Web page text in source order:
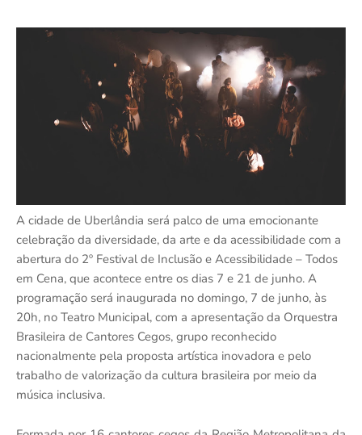
A cidade de Uberlândia será palco de uma emocionante
celebração da diversidade, da arte e da acessibilidade com a
abertura do 2º Festival de Inclusão e Acessibilidade – Todos
em Cena, que acontece entre os dias 7 e 21 de junho. A
programação será inaugurada no domingo, 7 de junho, às
20h, no Teatro Municipal, com a apresentação da Orquestra
Brasileira de Cantores Cegos, grupo reconhecido
nacionalmente pela proposta artística inovadora e pelo
trabalho de valorização da cultura brasileira por meio da
música inclusiva.